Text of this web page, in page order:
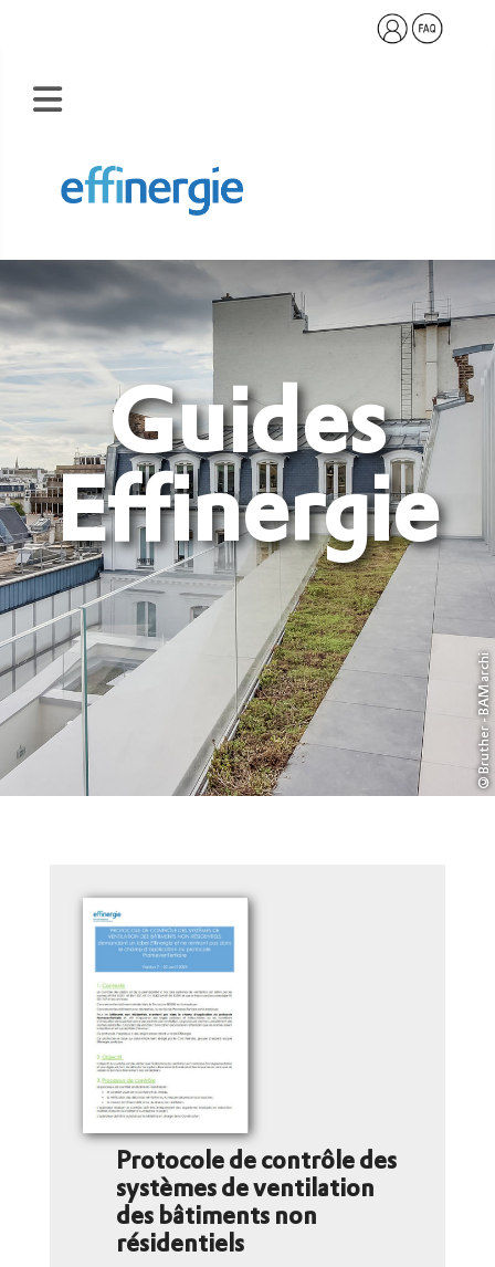
Guides
Effinergie
©Bruther - BAM archi
Protocole de contrôle des
systèmes de ventilation
des bâtiments non
résidentiels